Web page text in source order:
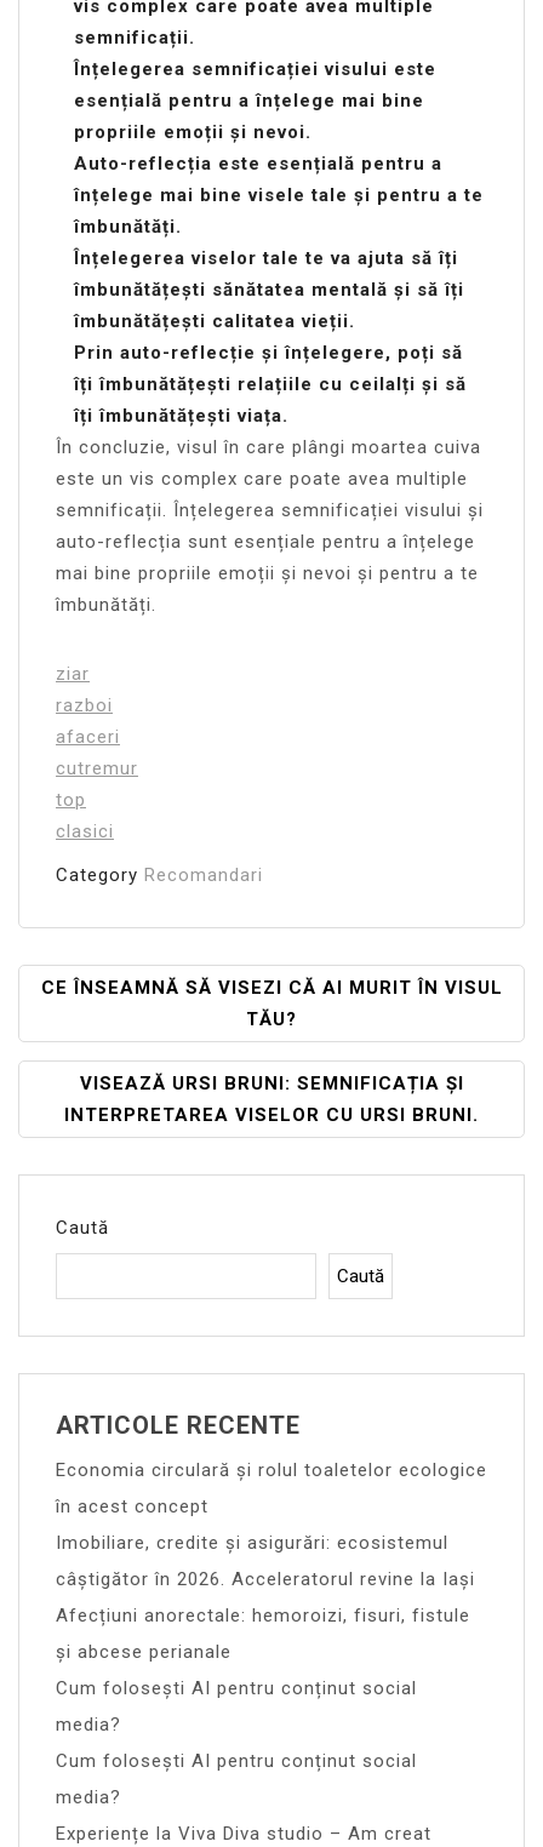
vis complex care poate avea multiple
semnificații.
Înțelegerea semnificației visului este
esențială pentru a înțelege mai bine
propriile emoții și nevoi.
Auto-reflecția este esențială pentru a
înțelege mai bine visele tale și pentru a te
îmbunătăți.
Înțelegerea viselor tale te va ajuta să îți
îmbunătățești sănătatea mentală și să îți
îmbunătățești calitatea vieții.
Prin auto-reflecție și înțelegere, poți să
îți îmbunătățești relațiile cu ceilalți și să
îți îmbunătățești viața.
În concluzie, visul în care plângi moartea cuiva
este un vis complex care poate avea multiple
semnificații. Înțelegerea semnificației visului și
auto-reflecția sunt esențiale pentru a înțelege
mai bine propriile emoții și nevoi și pentru a te
îmbunătăți.
ziar
razboi
afaceri
cutremur
top
clasici
Category Recomandari
Navigare
În
Articole
CE ÎNSEAMNĂ SĂ VISEZI CĂ AI MURIT ÎN VISUL
TĂU?
VISEAZĂ URSI BRUNI: SEMNIFICAȚIA ȘI
INTERPRETAREA VISELOR CU URSI BRUNI.
Caută
Caută
ARTICOLE RECENTE
Economia circulară și rolul toaletelor ecologice
în acest concept
Imobiliare, credite și asigurări: ecosistemul
câștigător în 2026. Acceleratorul revine la Iași
Afecțiuni anorectale: hemoroizi, fisuri, fistule
și abcese perianale
Cum folosești AI pentru conținut social
media?
Cum folosești AI pentru conținut social
media?
Experiențe la Viva Diva studio – Am creat